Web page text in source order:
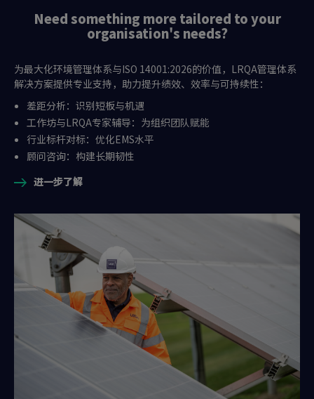
Need something more tailored to your
organisation's needs?
为最大化环境管理体系与ISO 14001:2026的价值，LRQA管理体系
解决方案提供专业支持，助力提升绩效、效率与可持续性：
差距分析：识别短板与机遇
工作坊与LRQA专家辅导：为组织团队赋能
行业标杆对标：优化EMS水平
顾问咨询：构建长期韧性
进一步了解